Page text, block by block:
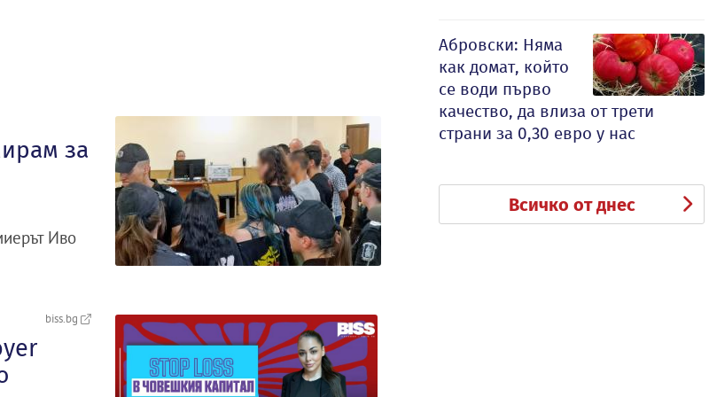
за
Иво
biss.bg
Абровски: Няма
как домат, който
се води първо
качество, да влиза от трети
страни за 0,30 евро у нас
Всичко от днес